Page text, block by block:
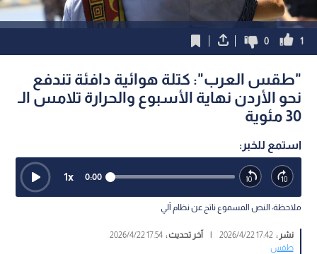
1
0
"طقس العرب": كتلة هوائية دافئة تندفع
نحو الأردن نهاية الأسبوع والحرارة تلامس الـ
30 مئوية
استمع للخبر:
0:00
1x
ملاحظة: النص المسموع ناتج عن نظام آلي
نشر :17:42 2026/4/22
| آخر تحديث :17:54 2026/4/22
طقس